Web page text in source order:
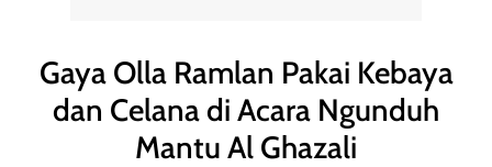
Gaya Olla Ramlan Pakai Kebaya
dan Celana di Acara Ngunduh
Mantu Al Ghazali